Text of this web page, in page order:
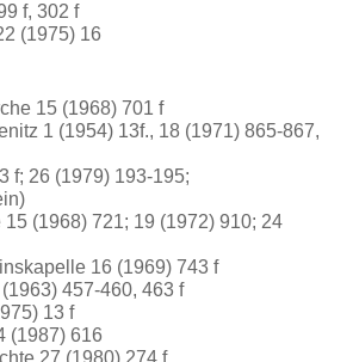
f, 302 f
(1975) 16
15 (1968) 701 f
1 (1954) 13f., 18 (1971) 865-867,
f; 26 (1979) 193-195;
(1968) 721; 19 (1972) 910; 24
16 (1969) 743 f
457-460, 463 f
13 f
(1987) 616
27 (1980) 274 f